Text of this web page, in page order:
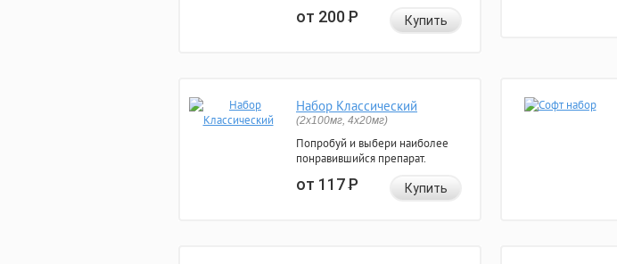
от 200Р Купить
Набор Классический
(2x100мг, 4x20мг)
Попробуй и выбери наиболее
понравившийся препарат.
от 117Р Купить